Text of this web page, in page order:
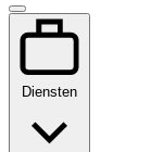
Diensten